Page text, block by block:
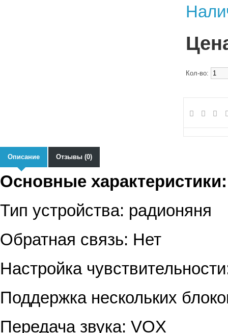
Кол-во:
Описание Отзывы (0)
Основные характеристики:
Тип устройства: радионяня
Обратная связь: Нет
Настройка
Поддержка нескольких
Передача звука: VOX